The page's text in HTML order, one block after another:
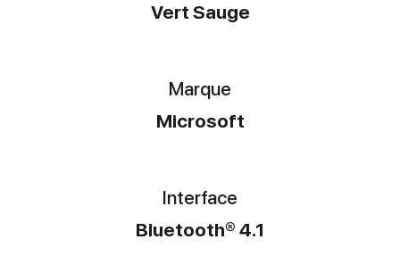
Vert Sauge
Marque
Microsoft
Interface
Bluetooth® 4.1